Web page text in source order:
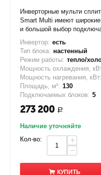
Инверторные мульти
Smart Multi имеют
и большой выбор
Инвертор: есть
Тип блока: настенный
Режим работы: тепло/
Мощность охлаждения,
Мощность нагревания, кВт:
Площадь, м²: 130
Подключаемых блоков: 5
273 200 Р
Наличие уточняйте
Кол-во:
+
−
КУПИТЬ